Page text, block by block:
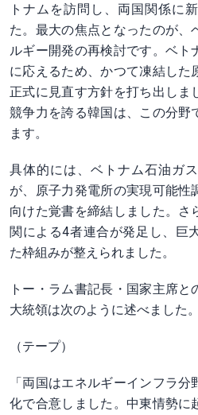
トナムを訪問し、両国関係に
た。最大の焦点となったのが、
ルギー開発の再検討です。ベト
に応えるため、かつて凍結した
正式に見直す方針を打ち出しま
競争力を誇る韓国は、この分野
ます。
具体的には、ベトナム石油ガ
が、原子力発電所の実現可能性
向けた覚書を締結しました。さ
関による4者連合が発足し、巨
た枠組みが整えられました。
トー・ラム書記長・国家主席
大統領は次のように述べました。
（テープ）
「両国はエネルギーインフラ
化で合意しました。中東情勢に